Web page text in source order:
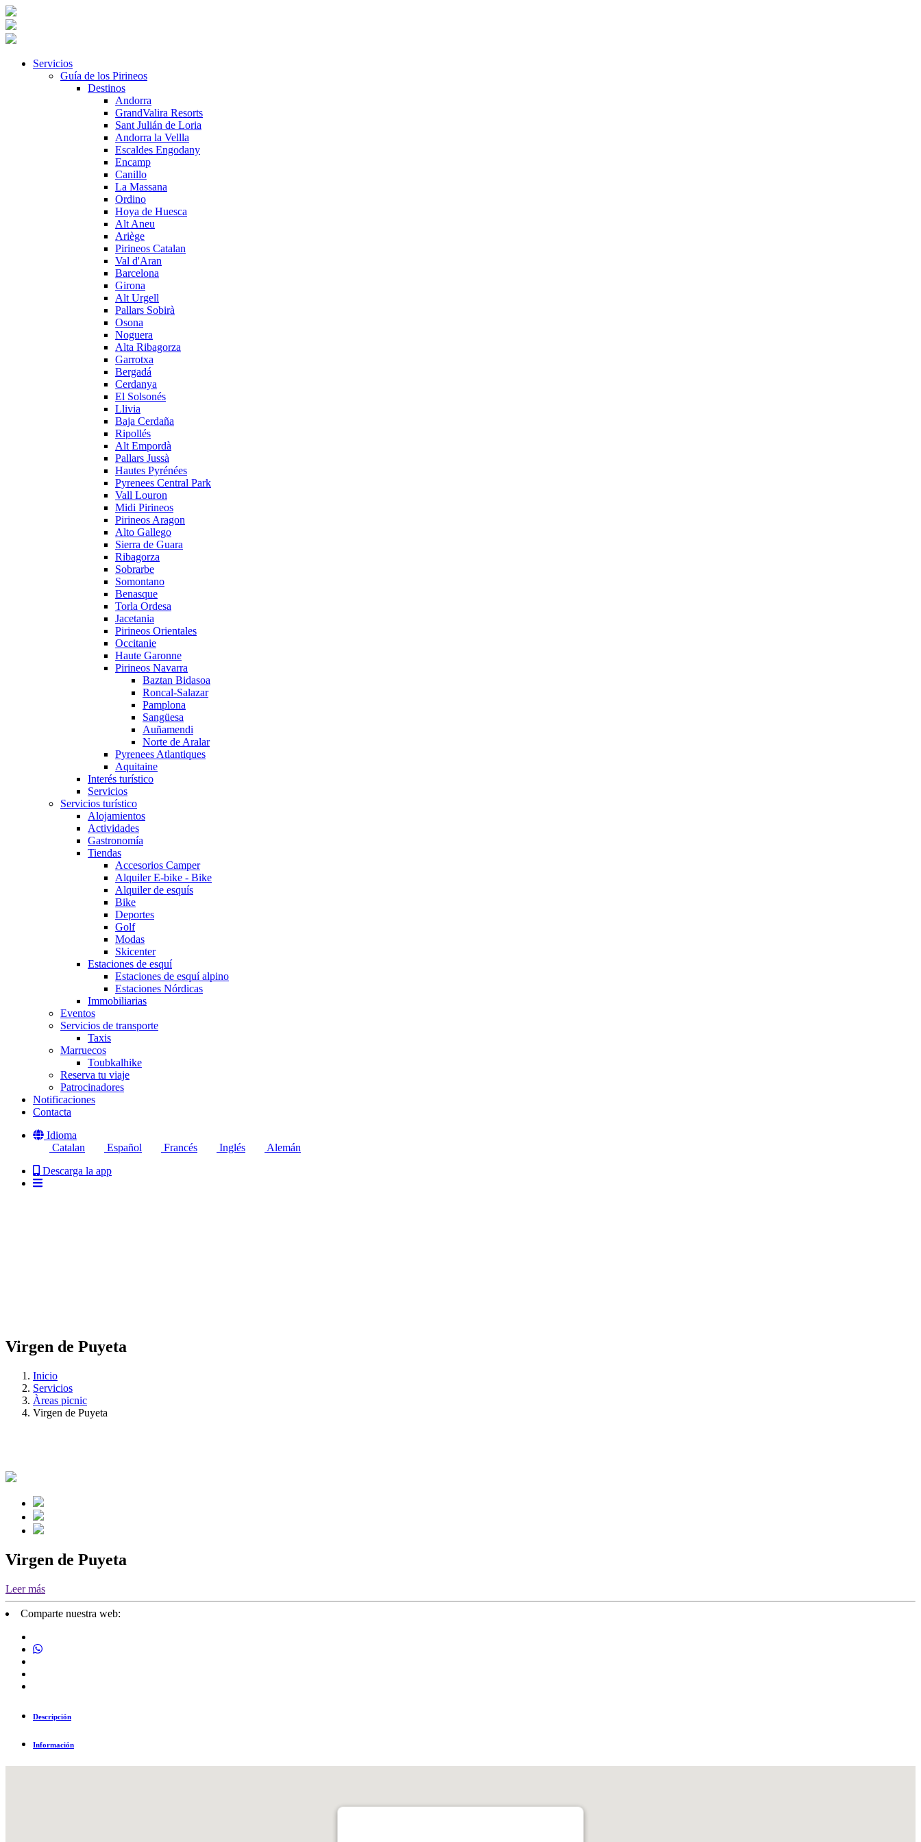
Servicios
Guía de los Pirineos
Destinos
Andorra
GrandValira Resorts
Sant Julián de Loria
Andorra la Vellla
Escaldes Engodany
Encamp
Canillo
La Massana
Ordino
Hoya de Huesca
Alt Aneu
Ariège
Pirineos Catalan
Val d'Aran
Barcelona
Girona
Alt Urgell
Pallars Sobirà
Osona
Noguera
Alta Ribagorza
Garrotxa
Bergadá
Cerdanya
El Solsonés
Llivia
Baja Cerdaña
Ripollés
Alt Empordà
Pallars Jussà
Hautes Pyrénées
Pyrenees Central Park
Vall Louron
Midi Pirineos
Pirineos Aragon
Alto Gallego
Sierra de Guara
Ribagorza
Sobrarbe
Somontano
Benasque
Torla Ordesa
Jacetania
Pirineos Orientales
Occitanie
Haute Garonne
Pirineos Navarra
Baztan Bidasoa
Roncal-Salazar
Pamplona
Sangüesa
Auñamendi
Norte de Aralar
Pyrenees Atlantiques
Aquitaine
Interés turístico
Servicios
Servicios turístico
Alojamientos
Actividades
Gastronomía
Tiendas
Accesorios Camper
Alquiler E-bike - Bike
Alquiler de esquís
Bike
Deportes
Golf
Modas
Skicenter
Estaciones de esquí
Estaciones de esquí alpino
Estaciones Nórdicas
Immobiliarias
Eventos
Servicios de transporte
Taxis
Marruecos
Toubkalhike
Reserva tu viaje
Patrocinadores
Notificaciones
Contacta
Idioma
Catalan
Español Francés Inglés
Alemán
Descarga la app
Virgen de Puyeta
Inicio
Servicios
Àreas picnic
Virgen de Puyeta
Virgen de Puyeta
Leer más
Comparte nuestra web:
Descripción
Información